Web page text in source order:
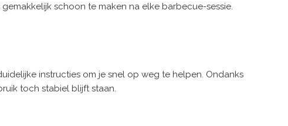
schoon te maken na elke barbecue-sessie.
instructies om je snel op weg te helpen. Ondanks
toch stabiel blijft staan.